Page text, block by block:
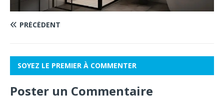
PRÉCÉDENT
SOYEZ LE PREMIER À COMMENTER
Poster un Commentaire